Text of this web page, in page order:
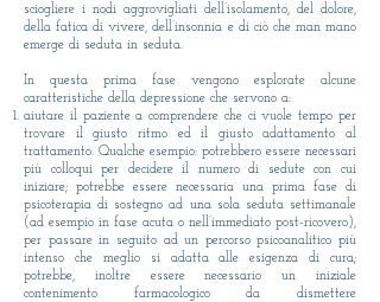
sciogliere i nodi aggrovigliati dell’isolamento, del dolore,
della fatica di vivere, dell’insonnia e di ciò che man mano
emerge di seduta in seduta.
In questa prima fase vengono esplorate alcune
caratteristiche della depressione che servono a:
aiutare il paziente a comprendere che ci vuole tempo per
trovare il giusto ritmo ed il giusto adattamento al
trattamento. Qualche esempio: potrebbero essere necessari
più colloqui per decidere il numero di sedute con cui
iniziare; potrebbe essere necessaria una prima fase di
psicoterapia di sostegno ad una sola seduta settimanale
(ad esempio in fase acuta o nell’immediato post-ricovero),
per passare in seguito ad un percorso psicoanalitico più
intenso che meglio si adatta alle esigenza di cura;
potrebbe, inoltre essere necessario un iniziale
contenimento farmacologico da dismettere